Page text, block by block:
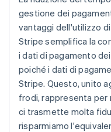
gestione dei
vantaggi dell'utilizzo
Stripe semplifica la
i dati di pagamento
poiché i dati di
Stripe. Questo, unito
frodi, rappresenta per
ci trasmette molta
risparmiamo